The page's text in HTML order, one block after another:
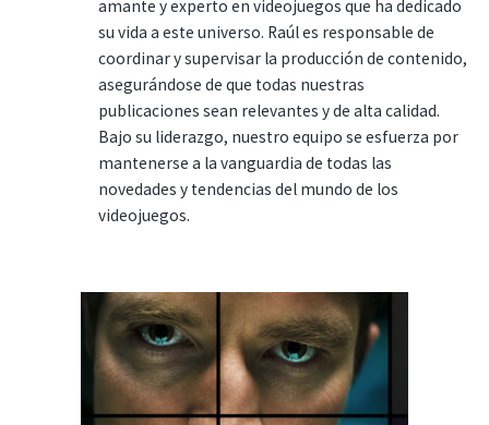
amante y experto en videojuegos que ha dedicado
su vida a este universo. Raúl es responsable de
coordinar y supervisar la producción de contenido,
asegurándose de que todas nuestras
publicaciones sean relevantes y de alta calidad.
Bajo su liderazgo, nuestro equipo se esfuerza por
mantenerse a la vanguardia de todas las
novedades y tendencias del mundo de los
videojuegos.